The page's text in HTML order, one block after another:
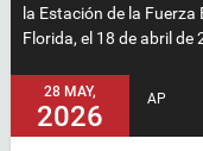
la Estación de la Fuerza
Florida, el 18 de abril
28 MAY,
2026
AP